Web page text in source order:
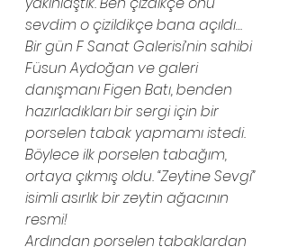
sevdim o çizildikçe bana açıldı…
Bir gün F Sanat Galerisi’nin sahibi
Füsun Aydoğan ve galeri
danışmanı Figen Batı, benden
hazırladıkları bir sergi için bir
porselen tabak yapmamı istedi.
Böylece ilk porselen tabağım,
ortaya çıkmış oldu. “Zeytine Sevgi”
isimli asırlık bir zeytin ağacının
resmi!
Ardından porselen tabaklardan